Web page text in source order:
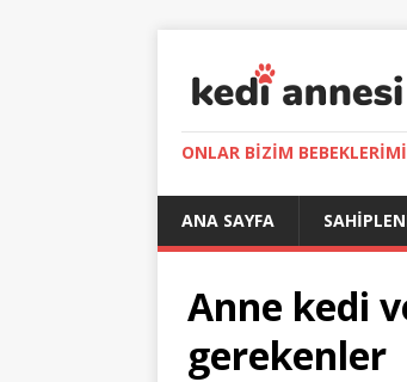
ONLAR BIZIM
ANA SAYFA
Anne kedi
gerekenler